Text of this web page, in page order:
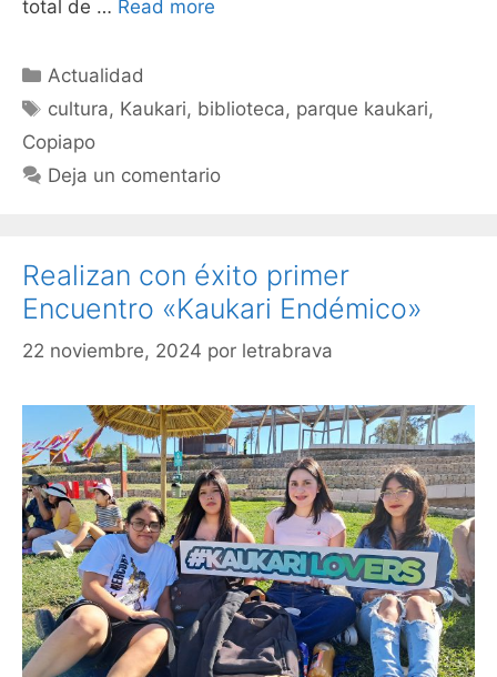
total de … Read more
Actualidad
cultura, Kaukari, biblioteca, parque kaukari,
Copiapo
Deja un comentario
Realizan con éxito primer
Encuentro «Kaukari Endémico»
22 noviembre, 2024 por letrabrava